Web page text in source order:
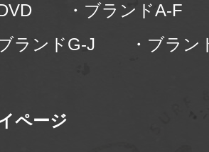
・ブランドA-F
ランドG-J
・ブラン
ページ